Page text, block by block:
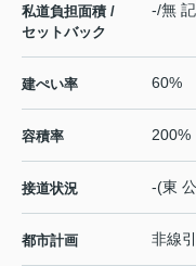
私道負担面積 /
セットバック
-/無
建ぺい率 60%
容積率 200%
接道状況 -(東
都市計画 非線